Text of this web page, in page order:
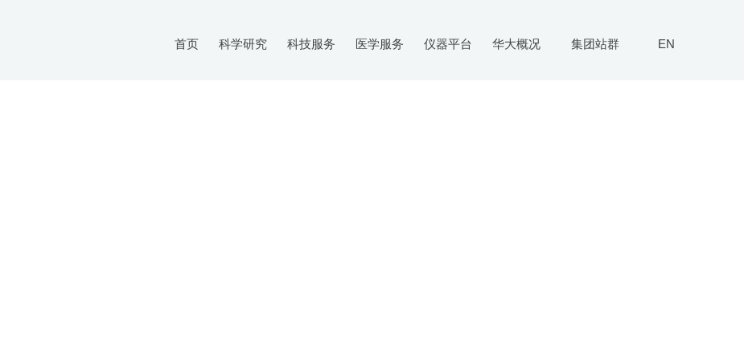
集团站群 EN
首页 科学研究 科技服务 医学服务 仪器平台 华大概况